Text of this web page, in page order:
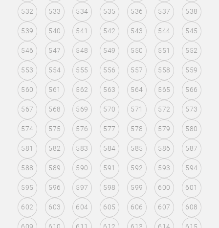
532 533 534 535 536 537 538
539 540 541 542 543 544 545
546 547 548 549 550 551 552
553 554 555 556 557 558 559
560 561 562 563 564 565 566
567 568 569 570 571 572 573
574 575 576 577 578 579 580
581 582 583 584 585 586 587
588 589 590 591 592 593 594
595 596 597 598 599 600 601
602 603 604 605 606 607 608